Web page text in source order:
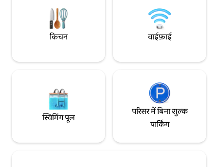
अंतरराष्ट्रीय स्तर की सुविधाओं की तलाश में हैं।
आपको पहले से अपनी
किचन वाईफ़ाई
स्विमिंग पूल
परिसर में बिना शुल्क
पार्किंग